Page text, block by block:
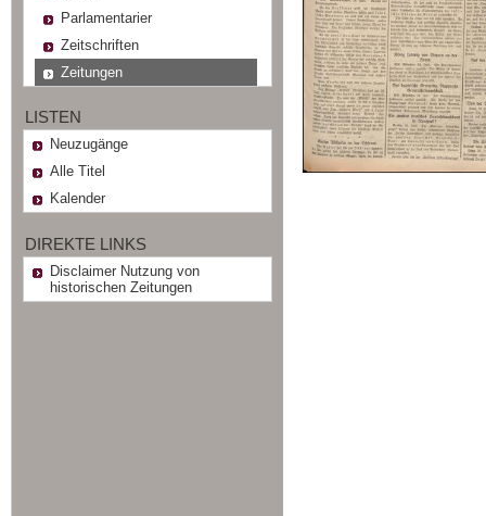
Parlamentarier
Zeitschriften
Zeitungen
LISTEN
Neuzugänge
Alle Titel
Kalender
DIREKTE LINKS
Disclaimer Nutzung von
historischen Zeitungen